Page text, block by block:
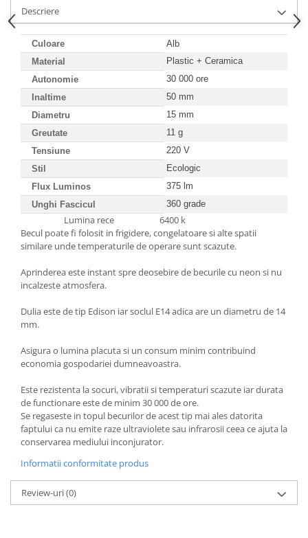
Scule / utile / sonerii/ rulete
Adezivi si benzi adezive
Chei , clesti , patenti
Cose / Coliere plastic
Pistoale de lipit si accesorii
taiat,accesorii pentru gaurit si
insurubat
Sonerii
Trepied
Lanterne
Accesorii camping
Conetica si conexiuni
Masina de facut gheata
Produse grele si voluminoase
Descriere
Culoare
Alb
Material
Plastic + Ceramica
Autonomie
30 000 ore
Inaltime
50 mm
Diametru
15 mm
Greutate
11 g
Tensiune
220 V
Stil
Ecologic
Flux Luminos
375 lm
Unghi Fascicul
360 grade
Lumina rece 6400 k
Becul poate fi folosit in frigidere, congelatoare si alte spatii
similare unde temperaturile de operare sunt scazute.
Aprinderea este instant spre deosebire de becurile cu neon si nu
incalzeste atmosfera.
Dulia este de tip Edison iar soclul E14 adica are un diametru de 14
mm.
Asigura o lumina placuta si un consum minim contribuind
economia gospodariei dumneavoastra.
Este rezistenta la socuri, vibratii si temperaturi scazute iar durata
de functionare este de minim 30 000 de ore.
Se regaseste in topul becurilor de acest tip mai ales datorita
faptului ca nu emite raze ultraviolete sau infrarosii ceea ce ajuta la
conservarea mediului inconjurator.
Informatii conformitate produs
Review-uri(0)